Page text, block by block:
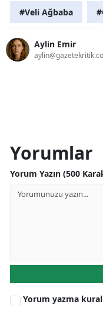
#Veli Ağbaba
Aylin Emir
Yorumlar
Yorum Yazın (500
Yorum yazma